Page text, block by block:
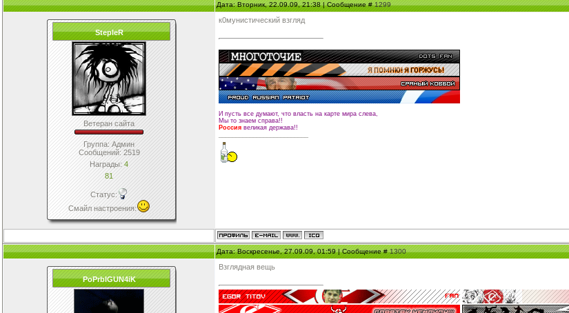
Дата: Вторник, 22.09.09, 21:38 | Сообщение #1299
StepleR
Ветеран сайта
Группа: Админ
Сообщений:2519
Награды:4
81
Статус:
Смайл настроения:
к0мунистический взгляд
И пусть все думают, что власть на карте мира слева,
Мы то знаем справа!!
Россия великая держава!!
Дата: Воскресенье, 27.09.09, 01:59 | Сообщение #1300
PoPrbIGUN4iK
Взглядная вещь